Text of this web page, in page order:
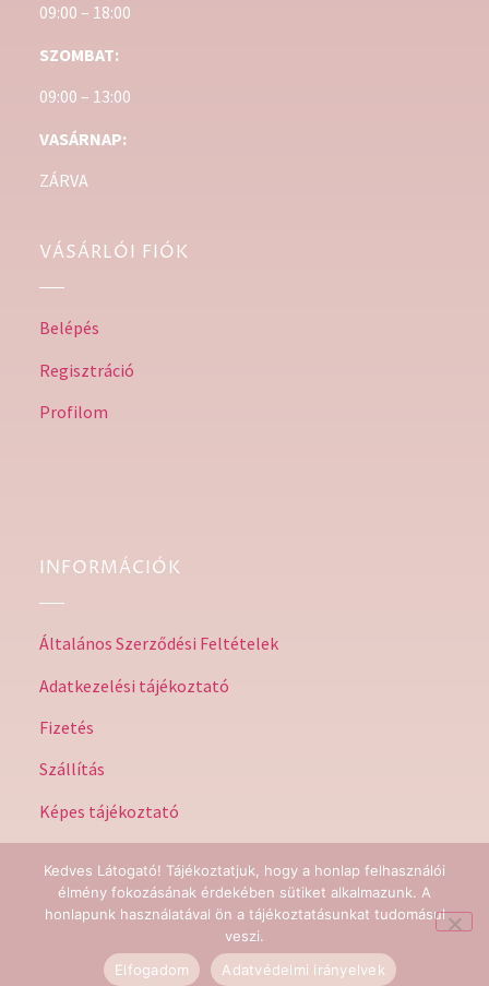
09:00 – 18:00
SZOMBAT:
09:00 – 13:00
VASÁRNAP:
ZÁRVA
VÁSÁRLÓI FIÓK
Belépés
Regisztráció
Profilom
INFORMÁCIÓK
Általános Szerződési Feltételek
Adatkezelési tájékoztató
Fizetés
Szállítás
Képes tájékoztató
@Stilushome 2023 | Minden jog fenntartva | by HeadStart
Consulting Kft.
Kedves Látogató! Tájékoztatjuk, hogy a honlap felhasználói
élmény fokozásának érdekében sütiket alkalmazunk. A
honlapunk használatával ön a tájékoztatásunkat tudomásul
veszi.
Elfogadom
Adatvédelmi irányelvek